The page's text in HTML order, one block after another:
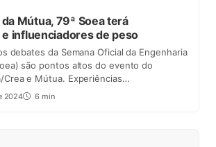
Mútua, 79ª Soea terá
influenciadores de peso
debates da Semana Oficial da Engenharia
são pontos altos do evento do
Crea e Mútua. Experiências…
2024 6 min